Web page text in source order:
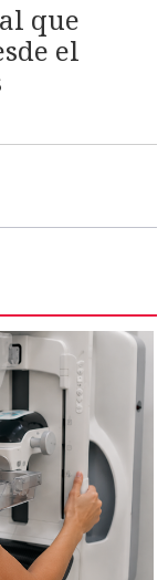
que
el